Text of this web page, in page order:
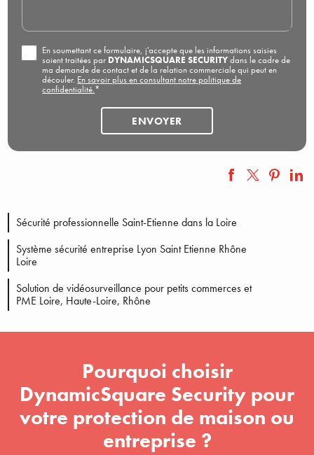
En soumettant ce formulaire, j'accepte que les informations saisies
soient traitées par DYNAMICSQUARE SECURITYdans le cadre de
ma demande de contact et de la relation commerciale qui peut en
découler. En savoir plus en consultant notre politique de
confidentialité.*
Sécurité professionnelle Saint-Etienne dans la Loire
Système sécurité entreprise Lyon Saint Etienne Rhône
Loire
Solution de vidéosurveillance pour petits commerces et
PME Loire, Haute-Loire, Rhône
Pourquoi choisir
DynamicSquare Security pour
votre protection de maison ou
entreprise ?